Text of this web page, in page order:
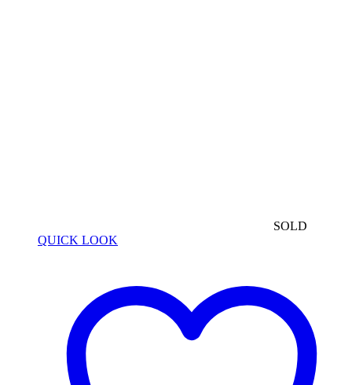
SOLD
QUICK LOOK